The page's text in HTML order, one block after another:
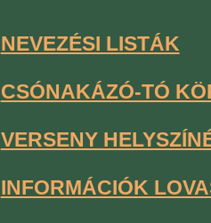
NEVEZÉSI LISTÁK
CSÓNAKÁZÓ-TÓ
VERSENY
INFORMÁCIÓK